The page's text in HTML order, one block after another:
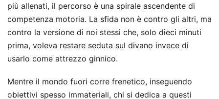
più allenati, il percorso è una spirale ascendente di
competenza motoria. La sfida non è contro gli altri, ma
contro la versione di noi stessi che, solo dieci minuti
prima, voleva restare seduta sul divano invece di
usarlo come attrezzo ginnico.
Mentre il mondo fuori corre frenetico, inseguendo
obiettivi spesso immateriali, chi si dedica a questi